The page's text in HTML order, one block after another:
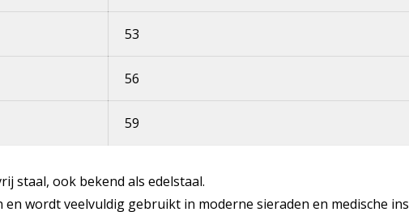
53
56
59
staal, ook bekend als edelstaal.
wordt veelvuldig gebruikt in moderne sieraden en medische